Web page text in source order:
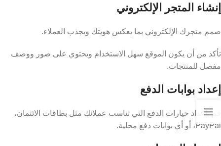
إنشاء المتجر الإلكتروني
صمم متجرك الإلكتروني بما يعكس هويتك ويجذب العملاء.
تأكد من أن يكون الموقع سهل الاستخدام ويحتوي على صور ووصف
مفصل للمنتجات.
إعداد بوابات الدفع
قم بإعداد خيارات الدفع التي تناسب عملائك مثل بطاقات الائتمان،
PayPal، أو أي بوابات دفع محلية.